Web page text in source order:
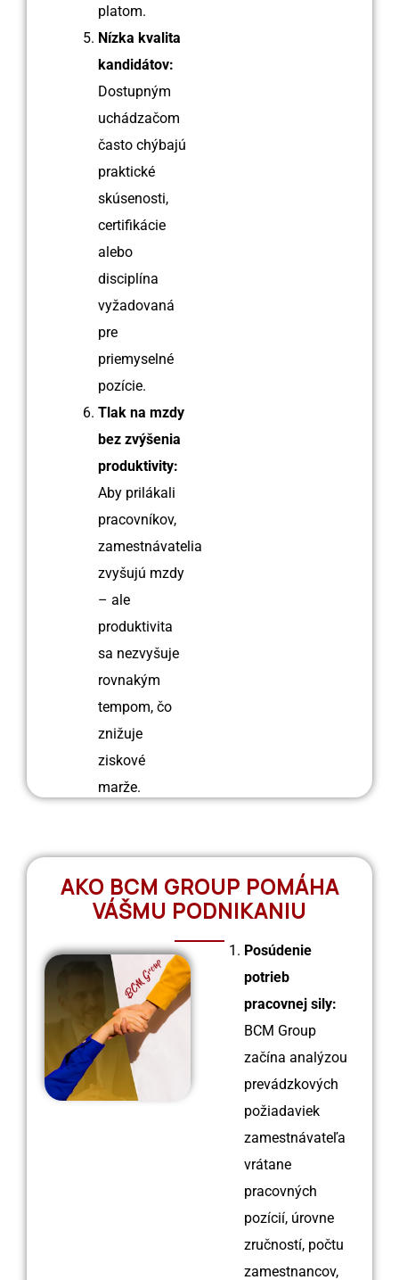
platom.
Nízka kvalita
kandidátov:
Dostupným
uchádzačom
často chýbajú
praktické
skúsenosti,
certifikácie
alebo
disciplína
vyžadovaná
pre
priemyselné
pozície.
Tlak na mzdy
bez zvýšenia
produktivity:
Aby prilákali
pracovníkov,
zamestnávatelia
zvyšujú mzdy
– ale
produktivita
sa nezvyšuje
rovnakým
tempom, čo
znižuje
ziskové
marže.
AKO BCM GROUP POMÁHA
VÁŠMU PODNIKANIU
Posúdenie
potrieb
pracovnej sily:
BCM Group
začína analýzou
prevádzkových
požiadaviek
zamestnávateľa
vrátane
pracovných
pozícií, úrovne
zručností, počtu
zamestnancov,